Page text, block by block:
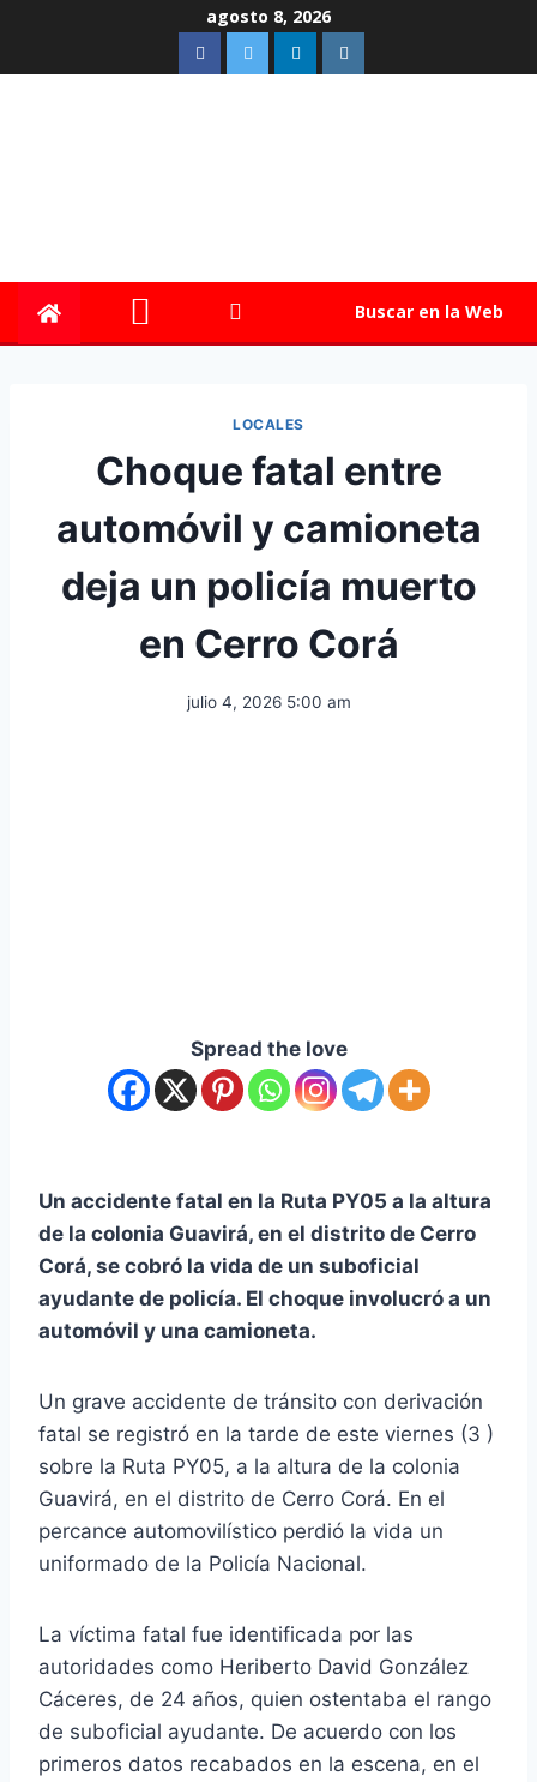
agosto 8, 2026
Buscar en la Web
LOCALES
Choque fatal entre
automóvil y camioneta
deja un policía muerto
en Cerro Corá
julio 4, 2026 5:00 am
Spread the love
Un accidente fatal en la Ruta PY05 a la altura
de la colonia Guavirá, en el distrito de Cerro
Corá, se cobró la vida de un suboficial
ayudante de policía. El choque involucró a un
automóvil y una camioneta.
Un grave accidente de tránsito con derivación
fatal se registró en la tarde de este viernes (3 )
sobre la Ruta PY05, a la altura de la colonia
Guavirá, en el distrito de Cerro Corá. En el
percance automovilístico perdió la vida un
uniformado de la Policía Nacional.
La víctima fatal fue identificada por las
autoridades como Heriberto David González
Cáceres, de 24 años, quien ostentaba el rango
de suboficial ayudante. De acuerdo con los
primeros datos recabados en la escena, en el